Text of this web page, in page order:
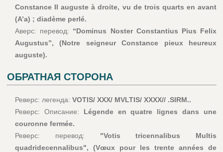
Constance II auguste à droite, vu de trois quarts en avant
(A’a) ; diadème perlé.
Аверс: перевод: “Dominus Noster Constantius Pius Felix
Augustus”, (Notre seigneur Constance pieux heureux
auguste).
ОБРАТНАЯ СТОРОНА
Реверс: легенда: VOTIS/ XXX/ MVLTIS/ XXXX// .SIRM..
Реверс: Описание: Légende en quatre lignes dans une
couronne fermée.
Реверс: перевод: "Votis tricennalibus Multis
quadridecennalibus", (Vœux pour les trente années de